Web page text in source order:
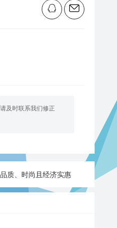
及时联系我们修正
质、时尚且经济实惠